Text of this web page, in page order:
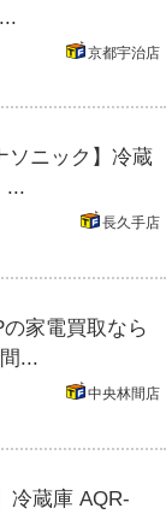
京都宇治店
ソニック】冷蔵
...
長久手店
家電買取なら
...
中央林間店
冷蔵庫 AQR-